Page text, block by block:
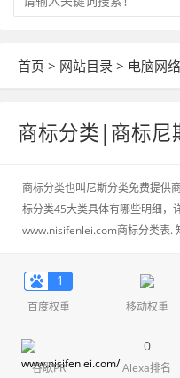
首页 > 网站目录 > 电脑网络
商标分类|商标尼
商标分类也叫尼斯分类免费提供
标分类45大类具体有哪些明细，
www.nisifenlei.com商标分类表.
lawpanel)是在1957年6月15日,
签订的《商标注册用商品和服务
nisifenlei
1
百度权重 移动权重
谷歌PR
0
Alexa排名